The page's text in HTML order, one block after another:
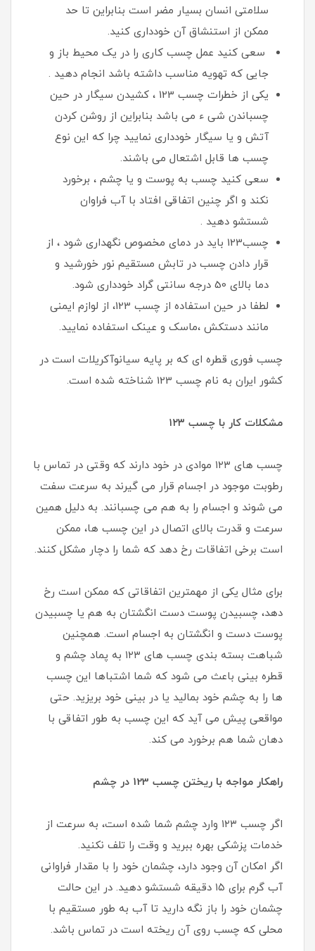
سلامتی انسان بسیار مضر است بنابراین تا حد
ممکن از استنشاق آن خودداری کنید.
سعی کنید عمل چسب کاری را در یک محیط باز و
جایی که تهویه مناسب داشته باشد انجام دهید .
یکی از خطرات چسب 123 ، کشیدن سیگار در حین
چسباندن شی ء می باشد بنابراین از روشن کردن
آتش و یا سیگار خودداری نمایید چرا که این نوع
چسب ها قابل اشتعال می باشند.
سعی کنید چسب به پوست و یا چشم ، برخورد
نکند و اگر چنین اتفاقی افتاد با آب فراوان
شستشو دهید .
چسب123 باید در دمای مخصوص نگهداری شود ، از
قرار دادن چسب در تابش مستقیم نور خورشید و
دما بالای 50 درجه سانتی گراد خودداری شود.
لطفا در حین استفاده از چسب 123، از لوازم ایمنی
مانند دستکش ،ماسک و عینک استفاده نمایید.
چسب فوری قطره ای که بر پایه سیانوآکریلات است در
کشور ایران به نام چسب 123 شناخته شده است.
مشکلات کار با چسب ۱۲۳
چسب های ۱۲۳ موادی در خود دارند که وقتی در تماس با
رطوبت موجود در اجسام قرار می گیرند به سرعت سفت
می شوند و اجسام را به هم می چسبانند. به دلیل همین
سرعت و قدرت بالای اتصال در این چسب ها، ممکن
است برخی اتفاقات رخ دهد که شما را دچار مشکل کنند.
برای مثال یکی از مهمترین اتفاقاتی که ممکن است رخ
دهد، چسبیدن پوست دست انگشتان به هم یا چسبیدن
پوست دست و انگشتان به اجسام است. همچنین
شباهت بسته بندی چسب های ۱۲۳ به پماد چشم و
قطره بینی باعث می شود که شما اشتباها این چسب
ها را به چشم خود بمالید یا در بینی خود بریزید. حتی
مواقعی پیش می آید که این چسب به طور اتفاقی با
دهان شما هم برخورد می کند.
راهکار مواجه با ریختن چسب 123 در چشم
اگر چسب ۱۲۳ وارد چشم شما شده است، به سرعت از
خدمات پزشکی بهره ببرید و وقت را تلف نکنید.
اگر امکان آن وجود دارد، چشمان خود را با مقدار فراوانی
آب گرم برای ۱۵ دقیقه شستشو دهید. در این حالت
چشمان خود را باز نگه دارید تا آب به طور مستقیم با
محلی که چسب روی آن ریخته است در تماس باشد.